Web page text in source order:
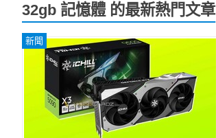
32gb 記憶體 的最新熱門文章
新聞